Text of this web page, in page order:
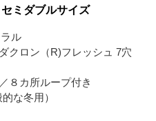
ミダブルサイズ
ル
クロン（R)フレッシュ 7穴
８カ所ループ付き
な冬用）